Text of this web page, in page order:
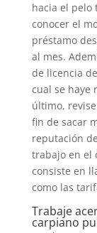
hacia el pelo
conocer el
préstamo
al mes.
de licencia
cual se haye
último,
fin de sacar
reputación
trabajo en el
consiste en
como las
Trabaje
carpiano